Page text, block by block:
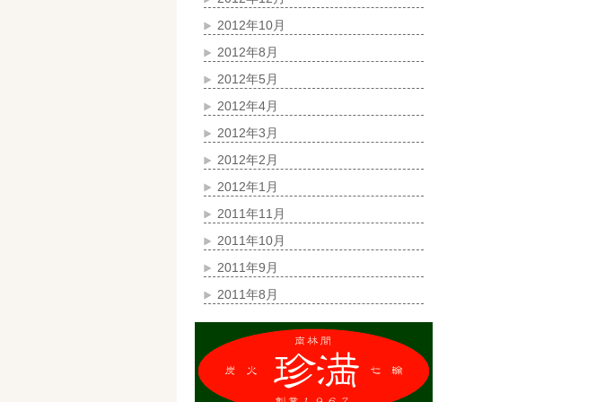
2012年10月
2012年8月
2012年5月
2012年4月
2012年3月
2012年2月
2012年1月
2011年11月
2011年10月
2011年9月
2011年8月